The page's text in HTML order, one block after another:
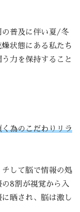
の普及に伴い夏/冬
状態にある私たち
力を保持すること
為のこだわりリラ
して脳で情報の処
8割が視覚から入
晒され、脳は激し